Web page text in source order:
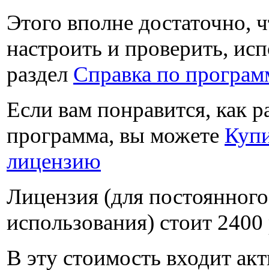
Этого вполне достаточно,
настроить и проверить,
раздел Справка по
Если вам понравится, как
программа, вы можете
лицензию
Лицензия (для постоянного
использования) стоит 2400
В эту стоимость входит